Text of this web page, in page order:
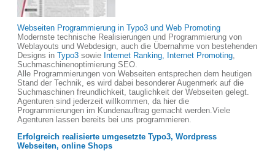
Webseiten Programmierung in Typo3 und Web Promoting
Modernste technische Realisierungen und Programmierung von
Weblayouts und Webdesign, auch die Übernahme von bestehenden
Designs in Typo3 sowie Internet Ranking, Internet Promoting,
Suchmaschinenoptimierung SEO.
Alle Programmierungen von Webseiten entsprechen dem heutigen
Stand der Technik, es wird dabei besonderer Augenmerk auf die
Suchmaschinen freundlichkeit, tauglichkeit der Webseiten gelegt.
Agenturen sind jederzeit willkommen, da hier die
Programmierungen im Kundenauftrag gemacht werden.Viele
Agenturen lassen bereits bei uns programmieren.
Erfolgreich realisierte umgesetzte Typo3, Wordpress
Webseiten, online Shops